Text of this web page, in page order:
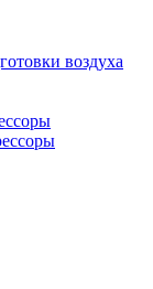
воздуха